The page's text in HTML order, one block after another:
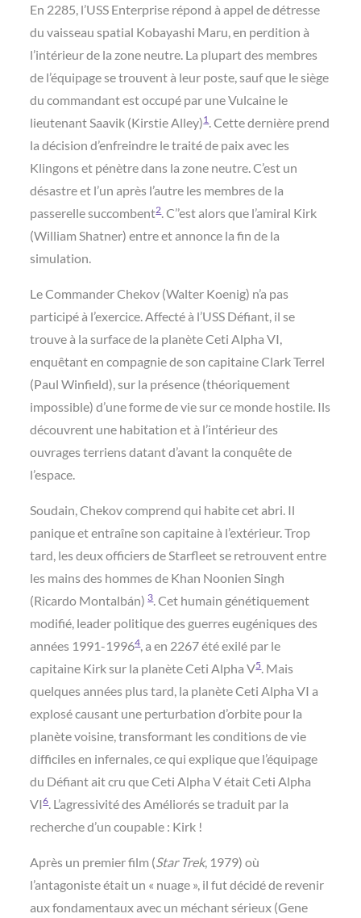
En 2285, l’USS Enterprise répond à appel de détresse
du vaisseau spatial Kobayashi Maru, en perdition à
l’intérieur de la zone neutre. La plupart des membres
de l’équipage se trouvent à leur poste, sauf que le siège
du commandant est occupé par une Vulcaine le
lieutenant Saavik (Kirstie Alley)1. Cette dernière prend
la décision d’enfreindre le traité de paix avec les
Klingons et pénètre dans la zone neutre. C’est un
désastre et l’un après l’autre les membres de la
passerelle succombent2. C’’est alors que l’amiral Kirk
(William Shatner) entre et annonce la fin de la
simulation.
Le Commander Chekov (Walter Koenig) n’a pas
participé à l’exercice. Affecté à l’USS Défiant, il se
trouve à la surface de la planète Ceti Alpha VI,
enquêtant en compagnie de son capitaine Clark Terrel
(Paul Winfield), sur la présence (théoriquement
impossible) d’une forme de vie sur ce monde hostile. Ils
découvrent une habitation et à l’intérieur des
ouvrages terriens datant d’avant la conquête de
l’espace.
Soudain, Chekov comprend qui habite cet abri. Il
panique et entraîne son capitaine à l’extérieur. Trop
tard, les deux officiers de Starfleet se retrouvent entre
les mains des hommes de Khan Noonien Singh
(Ricardo Montalbán)3. Cet humain génétiquement
modifié, leader politique des guerres eugéniques des
années 1991-19964, a en 2267 été exilé par le
capitaine Kirk sur la planète Ceti Alpha V5. Mais
quelques années plus tard, la planète Ceti Alpha VI a
explosé causant une perturbation d’orbite pour la
planète voisine, transformant les conditions de vie
difficiles en infernales, ce qui explique que l’équipage
du Défiant ait cru que Ceti Alpha V était Ceti Alpha
VI6. L’agressivité des Améliorés se traduit par la
recherche d’un coupable : Kirk !
Après un premier film (Star Trek, 1979) où
l’antagoniste était un « nuage », il fut décidé de revenir
aux fondamentaux avec un méchant sérieux (Gene